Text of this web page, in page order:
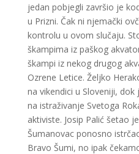
jedan pobjegli završio je
u Prizni. Čak ni njemački
kontrolu u ovom slučaju.
škampima iz paškog
škampi iz nekog drugog
Ozrene Letice. Željko
na vikendici u Sloveniji,
na istraživanje Svetoga
aktiviste. Josip Palić šetao
Šumanovac ponosno
Bravo Šumi, no ipak